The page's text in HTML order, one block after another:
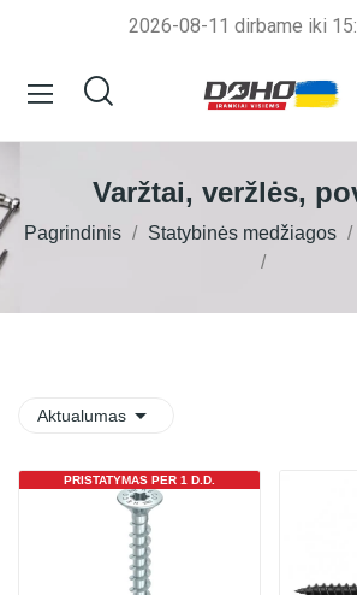
2026-08-11 dirbame iki
Varžtai, veržlės,
Pagrindinis Statybinės medžiagos
Aktualumas 
PRISTATYMAS PER 1 D.D.